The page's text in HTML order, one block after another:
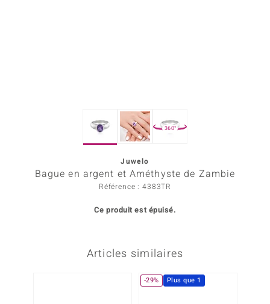
360°
Juwelo
Bague en argent et Améthyste de Zambie
Référence : 4383TR
Ce produit est épuisé.
Articles similaires
-29% Plus que 1